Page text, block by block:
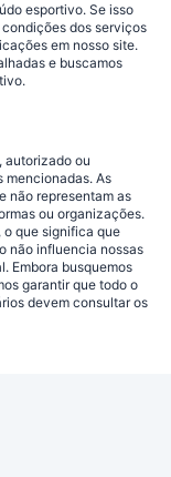
esportivo. Se isso
dos serviços
em nosso site.
e buscamos
autorizado ou
mencionadas. As
não representam as
ou organizações.
o que significa que
não influencia nossas
Embora busquemos
garantir que todo o
devem consultar os